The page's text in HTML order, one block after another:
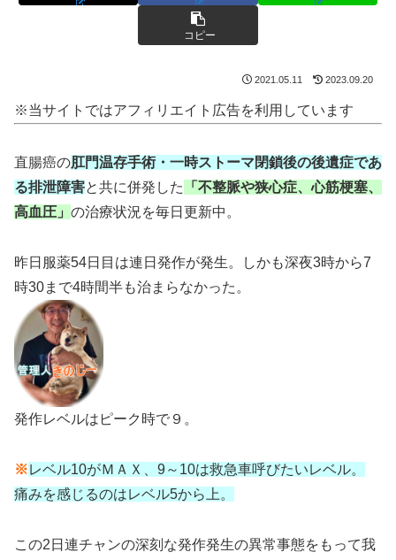
コピー
2021.05.11 2023.09.20
※当サイトではアフィリエイト広告を利用しています
直腸癌の肛門温存手術・一時ストーマ閉鎖後の後遺症であ
る排泄障害と共に併発した
「不整脈や狭心症、心筋梗塞、
高血圧」 の治療状況を毎日更新中。
昨日服薬54日目は連日発作が発生。しかも深夜3時から7
時30まで4時間半も治まらなかった。
発作レベルはピーク時で９。
※レベル10がＭＡＸ、9～10は救急車呼びたいレベル。
痛みを感じるのはレベル5から上。
この2日連チャンの深刻な発作発生の異常事態をもって我